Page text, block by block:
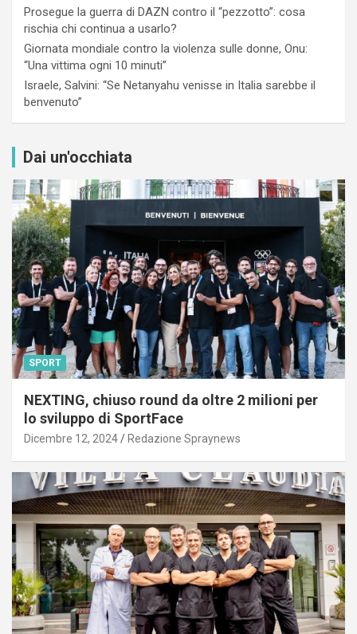
Prosegue la guerra di DAZN contro il “pezzotto”: cosa
rischia chi continua a usarlo?
Giornata mondiale contro la violenza sulle donne, Onu:
“Una vittima ogni 10 minuti”
Israele, Salvini: “Se Netanyahu venisse in Italia sarebbe il
benvenuto”
Dai un'occhiata
SPORT
NEXTING, chiuso round da oltre 2 milioni per
lo sviluppo di SportFace
Dicembre 12, 2024 Redazione Spraynews